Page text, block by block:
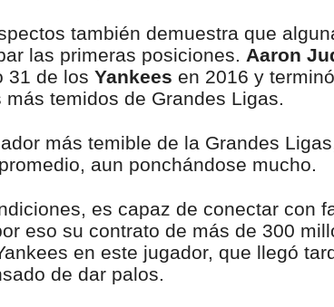
también demuestra que
las primeras posiciones. Aaron
31 de los Yankees en 2016 y
temidos de Grandes Ligas.
más temible de la Grandes
aun ponchándose mucho.
es capaz de conectar con
eso su contrato de más de 300
en este jugador, que llegó
de dar palos.